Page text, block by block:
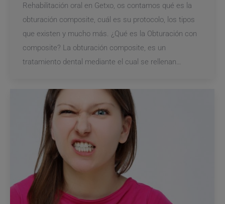
Rehabilitación oral en Getxo, os contamos qué es la
obturación composite, cuál es su protocolo, los tipos
que existen y mucho más. ¿Qué es la Obturación con
composite? La obturación composite, es un
tratamiento dental mediante el cual se rellenan…